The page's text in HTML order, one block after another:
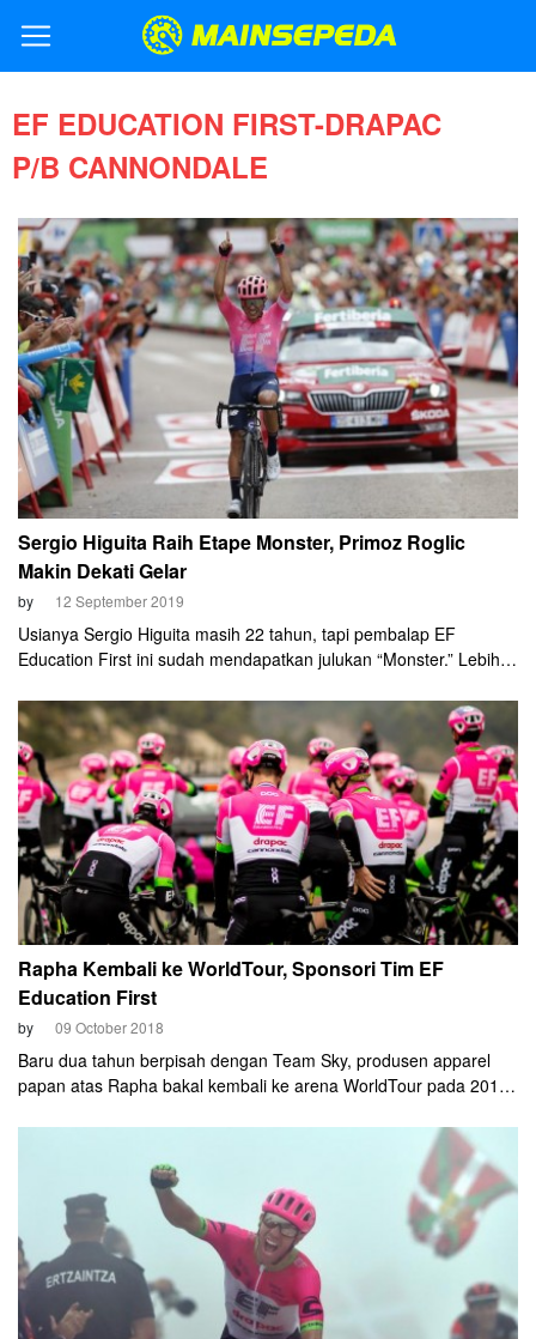
EF EDUCATION FIRST-DRAPAC
P/B CANNONDALE
Sergio Higuita Raih Etape Monster, Primoz Roglic
Makin Dekati Gelar
by 12 September 2019
Usianya Sergio Higuita masih 22 tahun, tapi pembalap EF
Education First ini sudah mendapatkan julukan “Monster.” Lebih
menakjubkan, melarikan diri sendirian di Etape 18 Vuelta a
Espana 2019 pada Kamis, 12 September.
Rapha Kembali ke WorldTour, Sponsori Tim EF
Education First
by 09 October 2018
Baru dua tahun berpisah dengan Team Sky, produsen apparel
papan atas Rapha bakal kembali ke arena WorldTour pada 2019.
itu mengumumkan akan mendukung tim Amerika Serikat: EF
Education First-Drapac.